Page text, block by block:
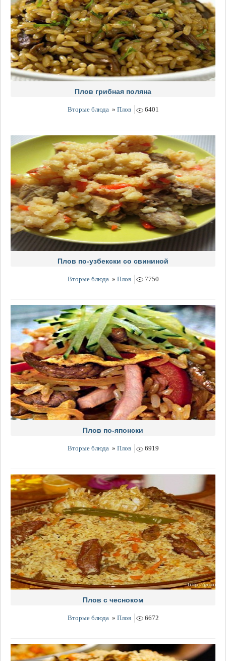
Плов грибная поляна
Вторые блюда » Плов 6401
Плов по-узбекски со свининой
Вторые блюда » Плов 7750
Плов по-японски
Вторые блюда » Плов 6919
Плов с чесноком
Вторые блюда » Плов 6672